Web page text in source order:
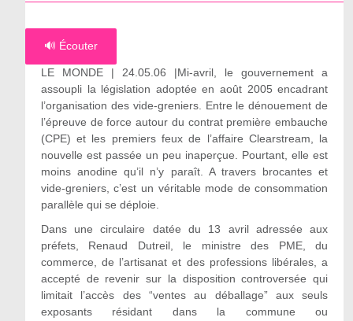
🔊 Écouter
LE MONDE | 24.05.06 |Mi-avril, le gouvernement a
assoupli la législation adoptée en août 2005 encadrant
l’organisation des vide-greniers. Entre le dénouement de
l’épreuve de force autour du contrat première embauche
(CPE) et les premiers feux de l’affaire Clearstream, la
nouvelle est passée un peu inaperçue. Pourtant, elle est
moins anodine qu’il n’y paraît. A travers brocantes et
vide-greniers, c’est un véritable mode de consommation
parallèle qui se déploie.
Dans une circulaire datée du 13 avril adressée aux
préfets, Renaud Dutreil, le ministre des PME, du
commerce, de l’artisanat et des professions libérales, a
accepté de revenir sur la disposition controversée qui
limitait l’accès des “ventes au déballage” aux seuls
exposants résidant dans la commune ou